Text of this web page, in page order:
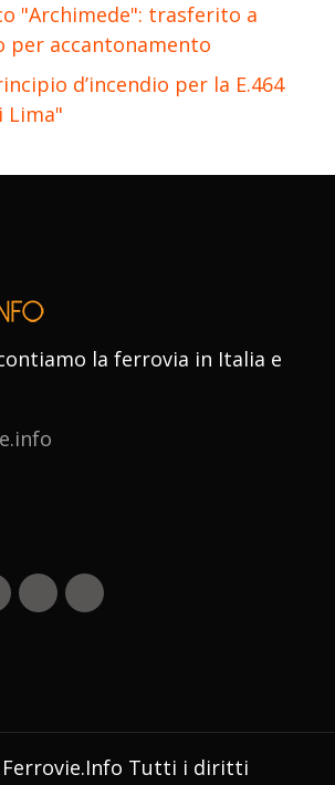
"Archimede": trasferito a
per accantonamento
d’incendio per la E.464
Lima"
la ferrovia in Italia e
Tutti i diritti